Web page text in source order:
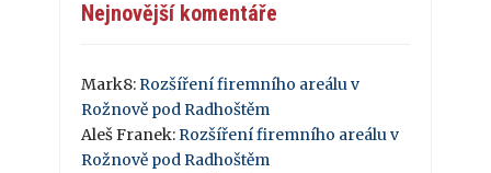
Nejnovější komentáře
Mark8: Rozšíření firemního areálu v
Rožnově pod Radhoštěm
Aleš Franek: Rozšíření firemního areálu v
Rožnově pod Radhoštěm